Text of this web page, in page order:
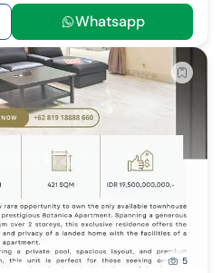
Whatsapp
5